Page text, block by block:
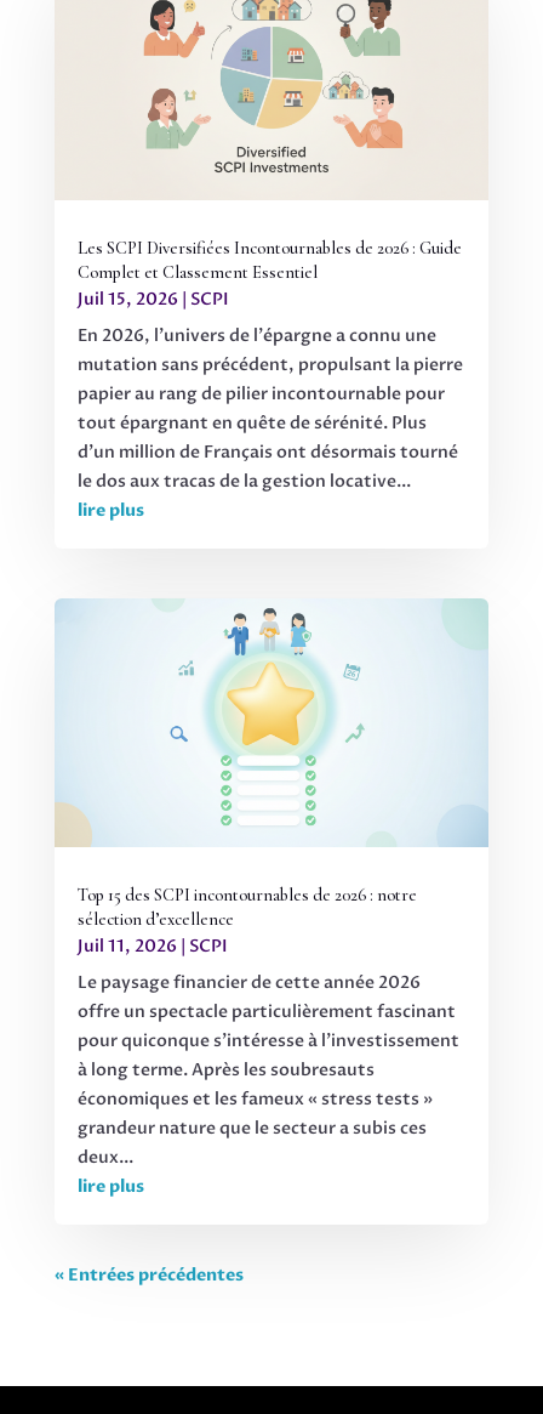
Les SCPI Diversifiées Incontournables de 2026 : Guide
Complet et Classement Essentiel
Juil 15, 2026 | SCPI
En 2026, l'univers de l'épargne a connu une
mutation sans précédent, propulsant la pierre
papier au rang de pilier incontournable pour
tout épargnant en quête de sérénité. Plus
d'un million de Français ont désormais tourné
le dos aux tracas de la gestion locative...
lire plus
Top 15 des SCPI incontournables de 2026 : notre
sélection d’excellence
Juil 11, 2026 | SCPI
Le paysage financier de cette année 2026
offre un spectacle particulièrement fascinant
pour quiconque s’intéresse à l’investissement
à long terme. Après les soubresauts
économiques et les fameux « stress tests »
grandeur nature que le secteur a subis ces
deux...
lire plus
« Entrées précédentes